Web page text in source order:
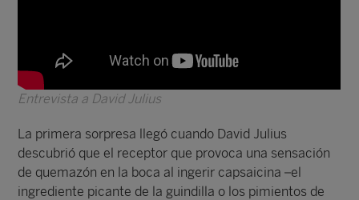
Entrevista a David Julius
La primera sorpresa llegó cuando David Julius
descubrió que el receptor que provoca una sensación
de quemazón en la boca al ingerir capsaicina –el
ingrediente picante de la guindilla o los pimientos de